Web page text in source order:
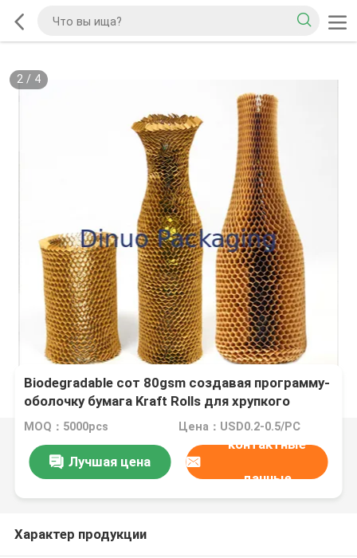
2/ 4
Biodegradable сот 80gsm создавая программу-
оболочку бумага Kraft Rolls для хрупкого
подарка
MOQ：5000pcs Цена：USD0.2-0.5/PC
Лучшая цена
контактные
данные
Характер продукции